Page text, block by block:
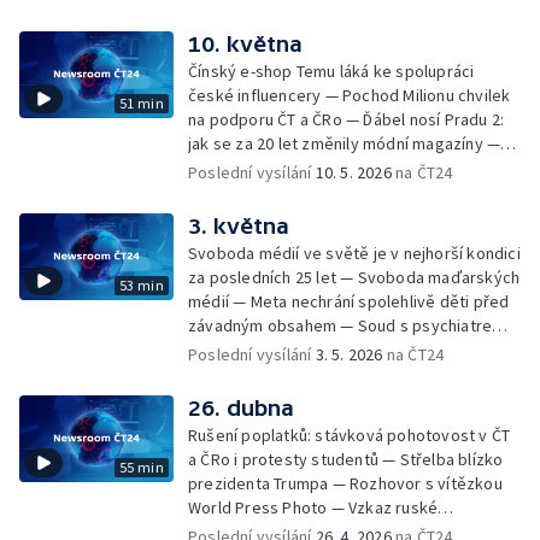
fotografky National Geographic Ami
Vitaleové — Podcast ČRo Slovenská lekce —
Moment, který odstartoval protesty hnutí
Black Lives Matter
v Cannes — Meta smazala miliony
instagramových účtů — Eurovize: velkolepá
show, ale také protesty a přísná
bezpečnostní opatření — MS v hokeji:
zákulisí a přípravy na šampionát — Z Rady ČT
— Nový pořad ČT Na dosah — Ministerstvo
spravedlnosti prověřuje Společnost pro
51 min
10. května
Čínský e-shop Temu láká ke spolupráci
české influencery — Pochod Milionu chvilek
na podporu ČT a ČRo — Ďábel nosí Pradu 2:
jak se za 20 let změnily módní magazíny —
Met Gala — Česká sazba DPH na noviny a
veřejném prostoru čelí stále agresivnějším
útokům na internetu — Zemřel zakladatel
CNN Ted Turner — Snímky z mise Artemis II —
Projekt ČT Tak moment — Marco Rubio jako
mluvčí Bílého domu — Petr Vichnar po 30
letech vzpomíná na komentování zlatého
hokejového MS ve Vídni
Poslední vysílání10. 5. 2026na ČT24
53 min
3. května
Svoboda médií ve světě je v nejhorší kondici
za posledních 25 let — Svoboda maďarských
médií — Meta nechrání spolehlivě děti před
závadným obsahem — Soud s psychiatrem
Cimickým — Jednání o návrhu zákona o
písní, skončilo stovkami milionů pro
nemocné děti — Vtip amerického
moderátora na adresu Melanie Trumpové,
který překročil hranici — Příběh záchrany
velryby Timmyho — Satirický web The Onion
převezme konspirační server Infowars —
Poslední vysílání3. 5. 2026 na ČT24
55 min
26. dubna
Rušení poplatků: stávková pohotovost v ČT
a ČRo i protesty studentů — Střelba blízko
prezidenta Trumpa — Rozhovor s vítězkou
World Press Photo — Vzkaz ruské
influencerky pro Vladimira Putina —